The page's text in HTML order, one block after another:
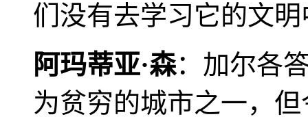
们没有去学习它的文
阿玛蒂亚·森：加尔各
为贫穷的城市之一，